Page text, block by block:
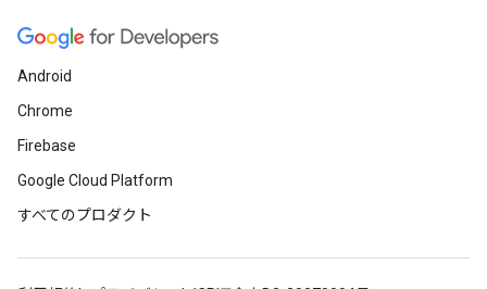
Android
Chrome
Firebase
Google Cloud Platform
すべてのプロダクト